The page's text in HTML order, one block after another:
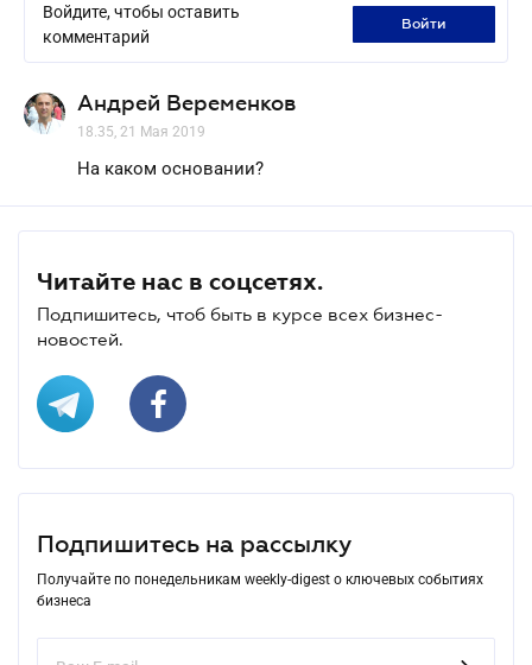
Войдите, чтобы оставить
комментарий
войти
Андрей Веременков
18.35, 21 Мая 2019
На каком основании?
Читайте нас в соцсетях.
Подпишитесь, чтоб быть в курсе всех бизнес-
новостей.
Подпишитесь на рассылку
Получайте по понедельникам weekly-digest о ключевых событиях
бизнеса